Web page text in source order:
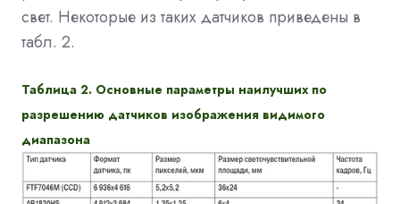
свет. Некоторые из таких датчиков приведены в
табл. 2.
Таблица 2. Основные параметры наилучших по
разрешению датчиков изображения видимого
диапазона